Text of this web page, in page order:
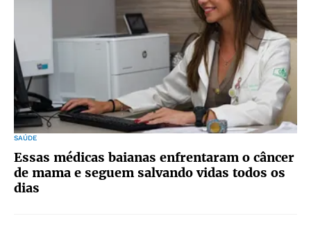
SAÚDE
Essas médicas baianas enfrentaram o câncer
de mama e seguem salvando vidas todos os
dias